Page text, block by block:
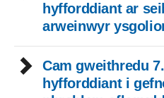
hyfforddiant ar
arweinwyr
Cam gweithredu
hyfforddiant i